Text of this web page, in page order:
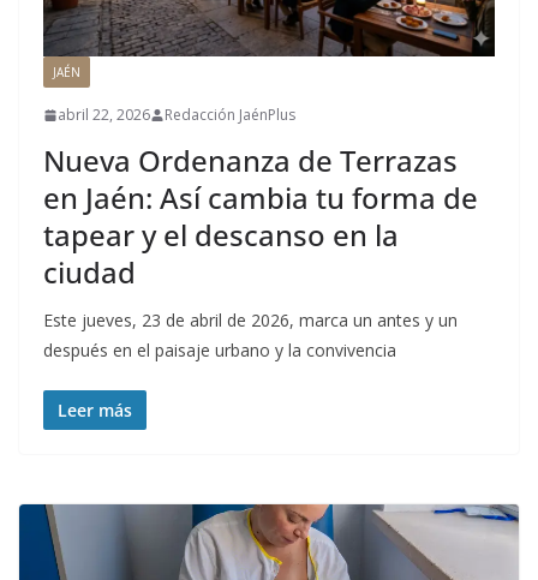
JAÉN
abril 22, 2026 Redacción JaénPlus
Nueva Ordenanza de Terrazas
en Jaén: Así cambia tu forma de
tapear y el descanso en la
ciudad
Este jueves, 23 de abril de 2026, marca un antes y un
después en el paisaje urbano y la convivencia
Leer más